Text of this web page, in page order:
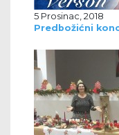
5 Prosinac, 2018
Predbožićni